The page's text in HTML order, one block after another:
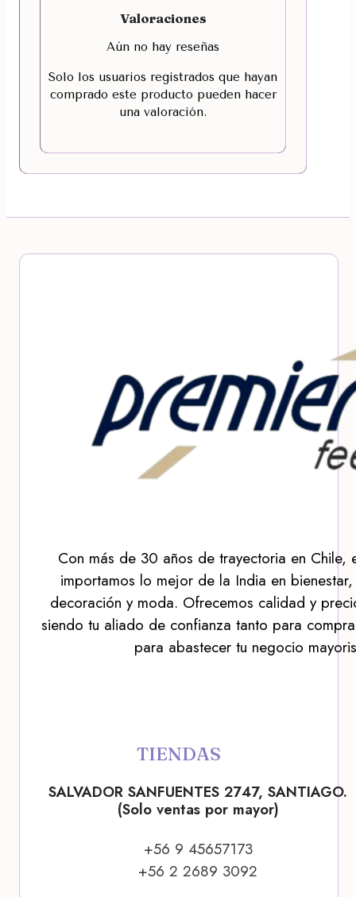
Valoraciones
Aún no hay reseñas
Solo los usuarios registrados que hayan
comprado este producto pueden hacer
una valoración.
Con más de 30 años de trayectoria en Chile,
importamos lo mejor de la India en
decoración y moda. Ofrecemos calidad y
siendo tu aliado de confianza tanto para
para abastecer tu negocio
TIENDAS
SALVADOR SANFUENTES 2747, SANTIAGO.
(Solo ventas por mayor)
+56 9 45657173
+56 2 2689 3092